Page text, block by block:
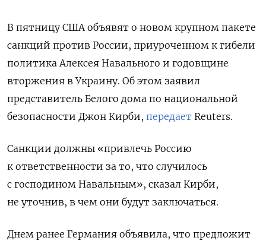
В пятницу США объявят о новом крупном пакете
санкций против России, приуроченном к гибели
политика Алексея Навального и годовщине
вторжения в Украину. Об этом заявил
представитель Белого дома по национальной
безопасности Джон Кирби, передает Reuters.
Санкции должны «привлечь Россию
к ответственности за то, что случилось
с господином Навальным», сказал Кирби,
не уточнив, в чем они будут заключаться.
Днем ранее Германия объявила, что предложит